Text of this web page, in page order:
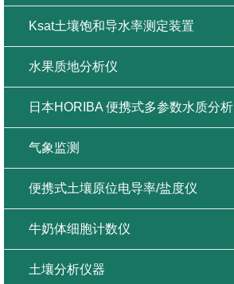
射/紫外辐射/总辐射
Ksat土壤饱和导水率测定装置
水果质地分析仪
日本HORIBA 便携式多参数水质分析
仪
气象监测
便携式土壤原位电导率/盐度仪
牛奶体细胞计数仪
土壤分析仪器